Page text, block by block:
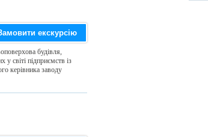
екскурсію
будівля,
у світі підприємств із
керівника заводу